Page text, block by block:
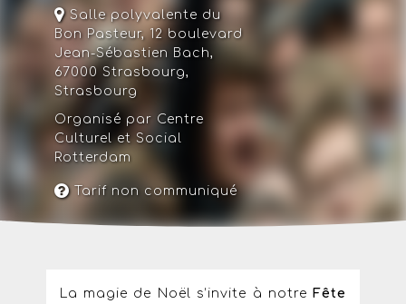
Salle polyvalente du
Bon Pasteur, 12 boulevard
Jean-Sébastien Bach,
67000 Strasbourg,
Strasbourg
Organisé par Centre
Culturel et Social
Rotterdam
Tarif non communiqué
La magie de Noël s’invite à notreFête